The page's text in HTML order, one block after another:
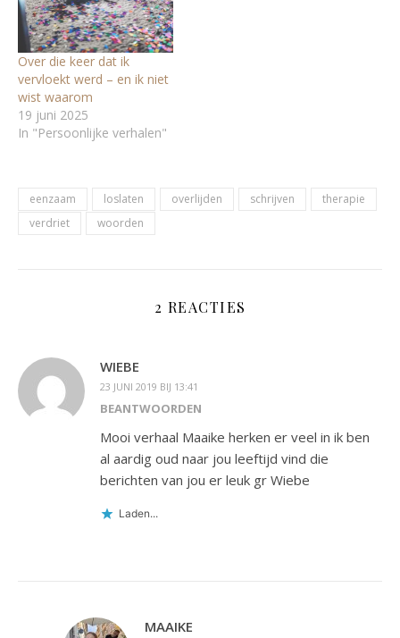
Over die keer dat ik
vervloekt werd – en ik niet
wist waarom
19 juni 2025
In "Persoonlijke verhalen"
eenzaam loslaten overlijden schrijven
therapie
verdriet
woorden
2 REACTIES
WIEBE
23 JUNI 2019 BIJ 13:41
BEANTWOORDEN
Mooi verhaal Maaike herken er veel in ik ben
al aardig oud naar jou leeftijd vind die
berichten van jou er leuk gr Wiebe
Laden...
MAAIKE